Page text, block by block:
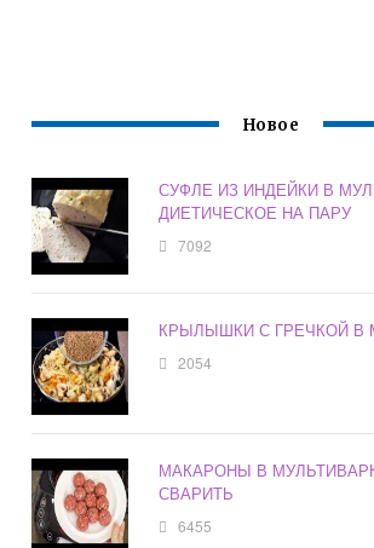
Новое
СУФЛЕ ИЗ ИНДЕЙКИ В
ДИЕТИЧЕСКОЕ НА ПАРУ
7092
КРЫЛЫШКИ С ГРЕЧКОЙ В
2054
МАКАРОНЫ В
СВАРИТЬ
6455